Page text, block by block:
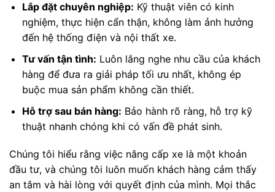
Lắp đặt chuyên nghiệp: Kỹ thuật viên có kinh
nghiệm, thực hiện cẩn thận, không làm ảnh hưởng
đến hệ thống điện và nội thất xe.
Tư vấn tận tình: Luôn lắng nghe nhu cầu của khách
hàng để đưa ra giải pháp tối ưu nhất, không ép
buộc mua sản phẩm không cần thiết.
Hỗ trợ sau bán hàng: Bảo hành rõ ràng, hỗ trợ kỹ
thuật nhanh chóng khi có vấn đề phát sinh.
Chúng tôi hiểu rằng việc nâng cấp xe là một khoản
đầu tư, và chúng tôi luôn muốn khách hàng cảm thấy
an tâm và hài lòng với quyết định của mình. Mọi thắc